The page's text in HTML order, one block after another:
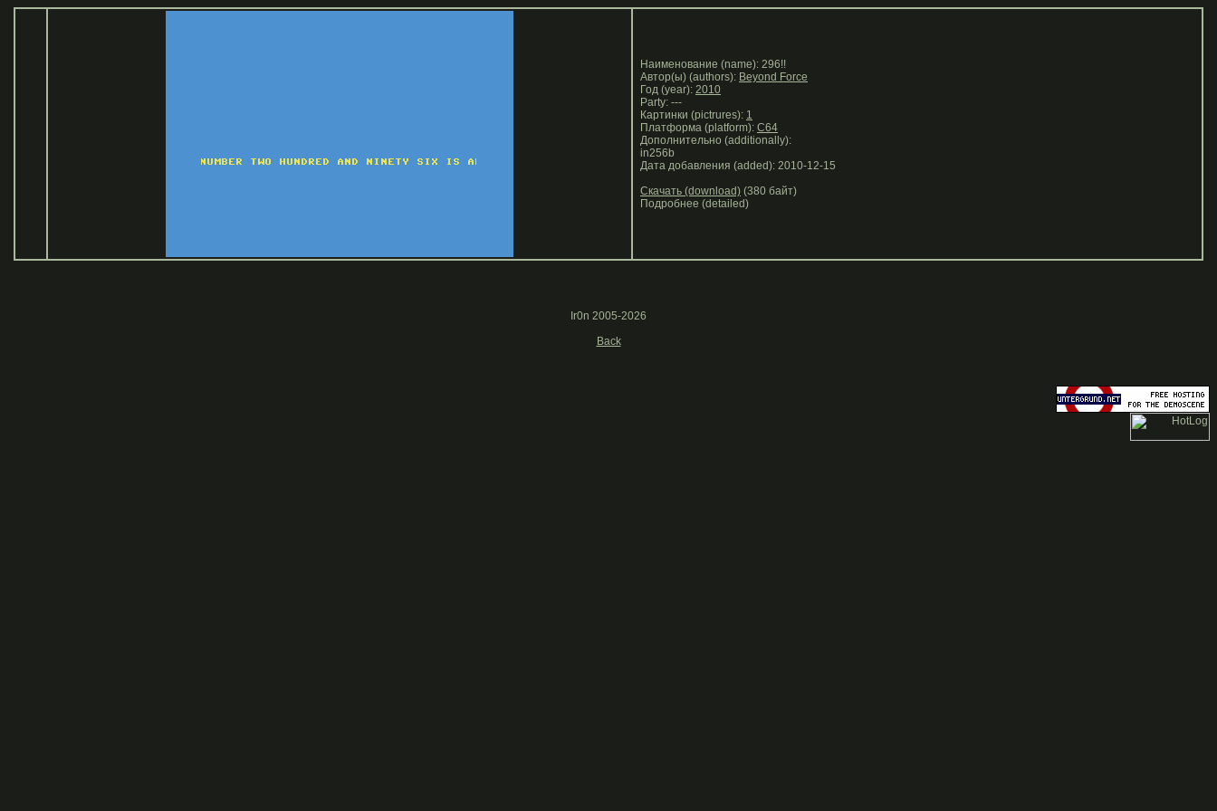
Наименование (name): 296!!
Автор(ы) (authors): Beyond Force
Год (year): 2010
Party: ---
Картинки (pictrures): 1
Платформа (platform): C64
Дополнительно (additionally):
in256b
Дата добавления (added): 2010-12-15
Скачать (download) (380 байт)
Подробнее (detailed)
Ir0n 2005-2026
Back